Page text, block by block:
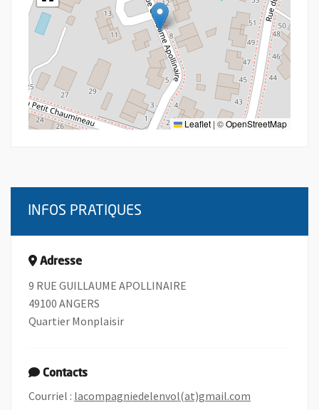
Leaflet | ©OpenStreetMap
INFOS PRATIQUES
Adresse
9 RUE GUILLAUME APOLLINAIRE
49100 ANGERS
Quartier Monplaisir
Contacts
Courriel : lacompagniedelenvol(at)gmail.com